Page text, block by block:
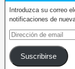
Introduzca su correo
notificaciones de
Suscribirse